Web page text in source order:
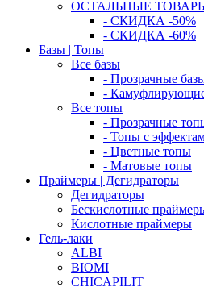
ОСТАЛЬНЫЕ
- СКИДКА -50%
- СКИДКА -60%
Базы | Топы
Все базы
- Прозрачные
-
Все топы
- Прозрачные
- Топы с
- Цветные топы
- Матовые топы
Праймеры | Дегидраторы
Дегидраторы
Бескислотные
Кислотные праймеры
Гель-лаки
ALBI
BIOMI
CHICAPILIT